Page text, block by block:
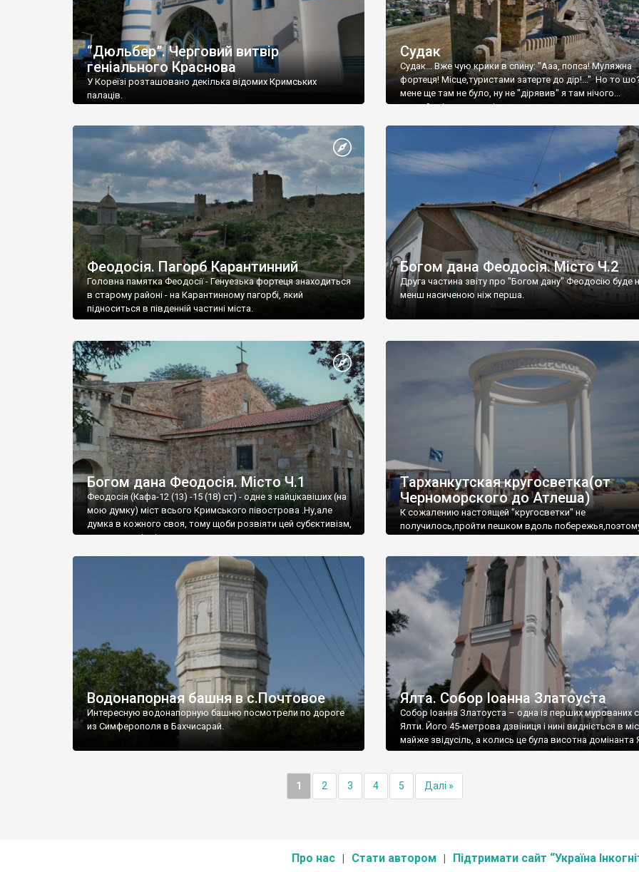
“Дюльбер”. Черговий витвір
геніального Краснова
У Кореїзі розташовано декілька відомих Кримських
палаців.
Судак
Судак... Вже чую крики в спину: "Ааа, попса! Муляжна
фортеця! Місце,туристами затерте до дір!..." Но то
мене ще там не було, ну не "дірявив" я там нічого...
принаймні до цього літа.
Феодосія. Пагорб Карантинний
Головна памятка Феодосії - Генуезька фортеця знаходиться
в старому районі - на Карантинному пагорбі, який
підноситься в південній частині міста.
Богом дана Феодосія. Місто Ч.2
Друга частина звіту про "Богом дану" Феодосію буде
менш насиченою ніж перша.
Богом дана Феодосія. Місто Ч.1
Феодосія (Кафа-12 (13) -15 (18) ст) - одне з найцікавіших (на
мою думку) міст всього Кримського півострова .Ну,але
думка в кожного своя, тому щоби розвіяти цей субєктивізм,
запрошую відвідати це
Тарханкутская кругосветка(от
Черноморского до Атлеша)
К сожалению настоящей "кругосветки" не
получилось,пройти пешком вдоль
Водонапорная башня в с.Почтовое
Интересную водонапорную башню посмотрели по дороге
из Симферополя в Бахчисарай.
Ялта. Собор Іоанна Златоуста
Собор Іоанна Златоуста – одна із перших мурованих
Ялти. Його 45-метрова дзвіниця і нині видніється в
майже звідусіль, а колись це була висотна домінанта
1 2 3 4 5 Далі »
Про нас Стати автором Підтримати сайт “Україна